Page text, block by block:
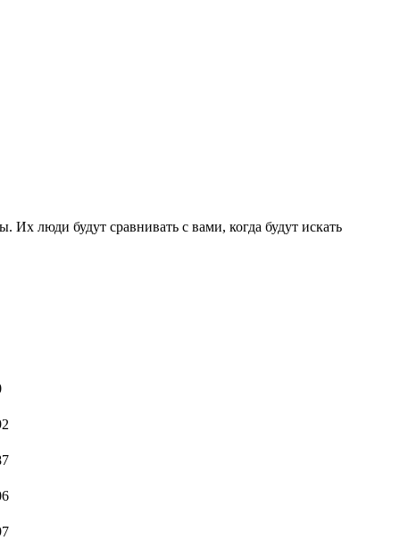
люди будут сравнивать с вами, когда будут искать